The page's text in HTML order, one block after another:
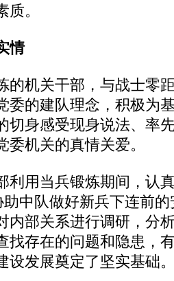
。
情
机关干部，与战士零
委的建队理念，积极为
切身感受现身说法、率
机关的真情关爱。
用当兵锻炼期间，认
助中队做好新兵下连前
内部关系进行调研，分
找存在的问题和隐患，
设发展奠定了坚实基础